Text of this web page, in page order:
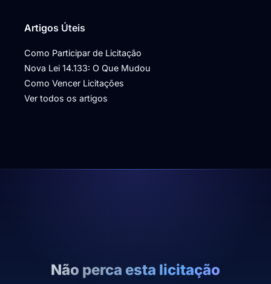
Artigos Úteis
Como Participar de Licitação
Nova Lei 14.133: O Que Mudou
Como Vencer Licitações
Ver todos os artigos
Não perca esta licitação